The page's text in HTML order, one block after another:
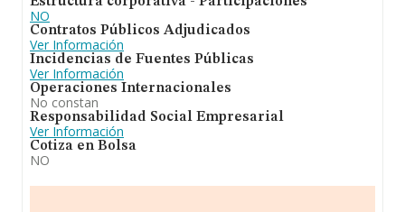
NO
Contratos Públicos Adjudicados
Ver Información
Incidencias de Fuentes Públicas
Ver Información
Operaciones Internacionales
No constan
Responsabilidad Social Empresarial
Ver Información
Cotiza en Bolsa
NO